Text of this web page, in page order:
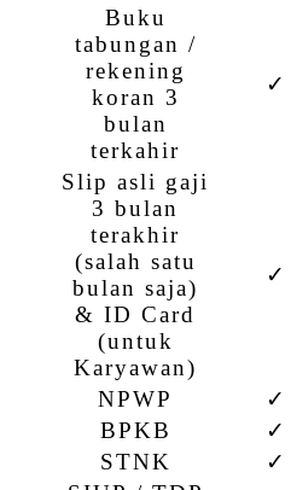
Buku
tabungan /
rekening
koran 3
bulan
terkahir
✓
Slip asli gaji
3 bulan
terakhir
(salah satu
bulan saja)
& ID Card
(untuk
Karyawan)
✓
NPWP ✓
BPKB
✓
STNK
✓